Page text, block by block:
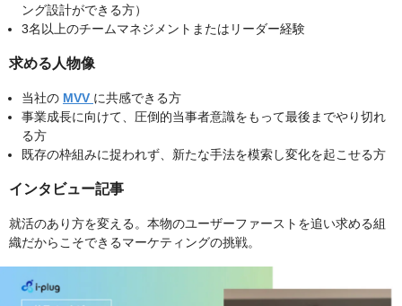
ング設計ができる方）
3名以上のチームマネジメントまたはリーダー経験
求める人物像
当社の MVV に共感できる方
事業成長に向けて、圧倒的当事者意識をもって最後までやり切れ
る方
既存の枠組みに捉われず、新たな手法を模索し変化を起こせる方
インタビュー記事
就活のあり方を変える。本物のユーザーファーストを追い求める組
織だからこそできるマーケティングの挑戦。